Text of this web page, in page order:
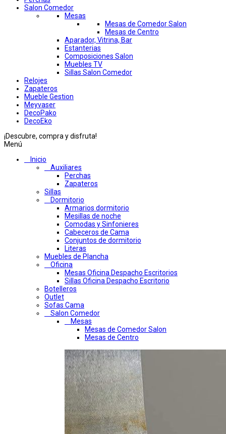
Salon Comedor
Mesas
Mesas de Comedor Salon
Mesas de Centro
Aparador, Vitrina, Bar
Estanterias
Composiciones Salon
Muebles TV
Sillas Salon Comedor
Relojes
Zapateros
Mueble Gestion
Meyvaser
DecoPako
DecoEko
¡Descubre, compra y disfruta!
Menú
Inicio
Auxiliares
Perchas
Zapateros
Sillas
Dormitorio
Armarios dormitorio
Mesillas de noche
Comodas y Sinfonieres
Cabeceros de Cama
Conjuntos de dormitorio
Literas
Muebles de Plancha
Oficina
Mesas Oficina Despacho Escritorios
Sillas Oficina Despacho Escritorio
Botelleros
Outlet
Sofas Cama
Salon Comedor
Mesas
Mesas de Comedor Salon
Mesas de Centro